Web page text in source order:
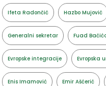
Ifeta Radončić Hazbo Mujović
Generalni sekretar Fuad
Evropske integracije Evropska
Enis Imamović Emir Ašćerić